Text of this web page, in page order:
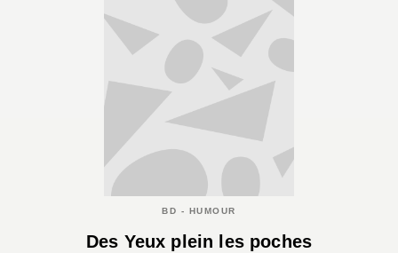
BD - HUMOUR
Des Yeux plein les poches